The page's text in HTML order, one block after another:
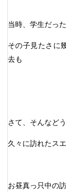
当時、学生だっ
その子見たさに
去も
さて、そんなど
久々に訪れたス
お昼真っ只中の